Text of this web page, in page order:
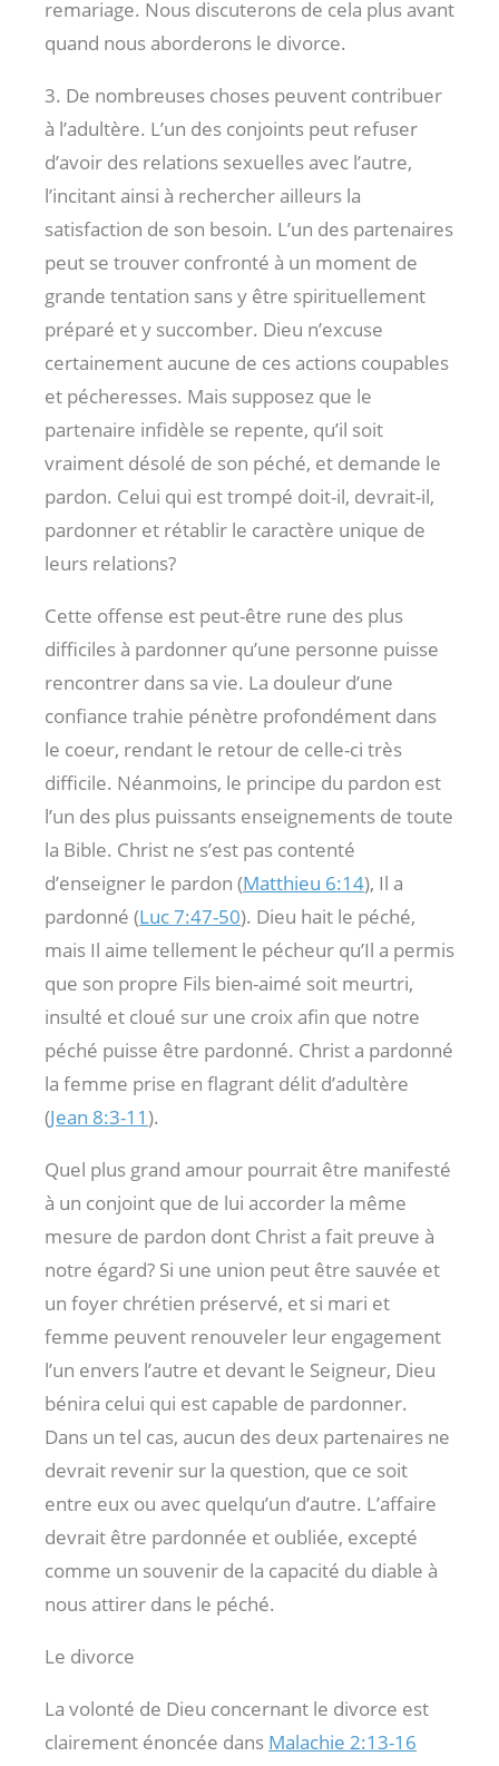
remariage. Nous discuterons de cela plus avant
quand nous aborderons le divorce.
3. De nombreuses choses peuvent contribuer
à l’adultère. L’un des conjoints peut refuser
d’avoir des relations sexuelles avec l’autre,
l’incitant ainsi à rechercher ailleurs la
satisfaction de son besoin. L’un des partenaires
peut se trouver confronté à un moment de
grande tentation sans y être spirituellement
préparé et y succomber. Dieu n’excuse
certainement aucune de ces actions coupables
et pécheresses. Mais supposez que le
partenaire infidèle se repente, qu’il soit
vraiment désolé de son péché, et demande le
pardon. Celui qui est trompé doit-il, devrait-il,
pardonner et rétablir le caractère unique de
leurs relations?
Cette offense est peut-être rune des plus
difficiles à pardonner qu’une personne puisse
rencontrer dans sa vie. La douleur d’une
confiance trahie pénètre profondément dans
le coeur, rendant le retour de celle-ci très
difficile. Néanmoins, le principe du pardon est
l’un des plus puissants enseignements de toute
la Bible. Christ ne s’est pas contenté
d’enseigner le pardon (Matthieu 6:14), Il a
pardonné (Luc 7:47-50). Dieu hait le péché,
mais Il aime tellement le pécheur qu’Il a permis
que son propre Fils bien-aimé soit meurtri,
insulté et cloué sur une croix afin que notre
péché puisse être pardonné. Christ a pardonné
la femme prise en flagrant délit d’adultère
(Jean 8:3-11).
Quel plus grand amour pourrait être manifesté
à un conjoint que de lui accorder la même
mesure de pardon dont Christ a fait preuve à
notre égard? Si une union peut être sauvée et
un foyer chrétien préservé, et si mari et
femme peuvent renouveler leur engagement
l’un envers l’autre et devant le Seigneur, Dieu
bénira celui qui est capable de pardonner.
Dans un tel cas, aucun des deux partenaires ne
devrait revenir sur la question, que ce soit
entre eux ou avec quelqu’un d’autre. L’affaire
devrait être pardonnée et oubliée, excepté
comme un souvenir de la capacité du diable à
nous attirer dans le péché.
Le divorce
La volonté de Dieu concernant le divorce est
clairement énoncée dans Malachie 2:13-16